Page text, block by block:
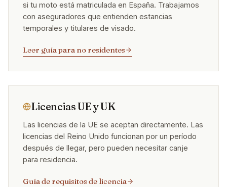
si tu moto está matriculada en España. Trabajamos
con aseguradores que entienden estancias
temporales y titulares de visado.
Leer guía para no residentes
Licencias UE y UK
Las licencias de la UE se aceptan directamente. Las
licencias del Reino Unido funcionan por un período
después de llegar, pero pueden necesitar canje
para residencia.
Guía de requisitos de licencia